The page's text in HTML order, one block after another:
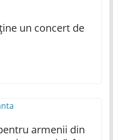
un concert de
armenii din